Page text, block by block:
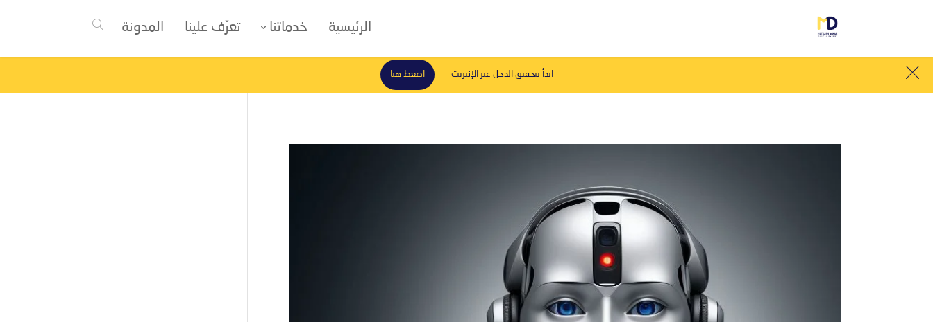
ابدأ بتحقيق الدخل عبر الإنترنت اضغط هنا
الرئيسية خدماتنا تعرّف علينا المدونة